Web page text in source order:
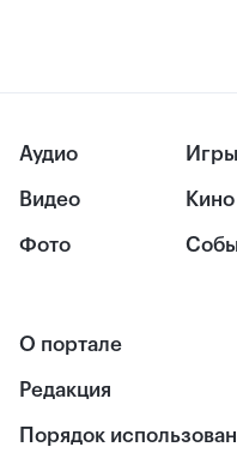
Аудио
Видео
Фото
Игры
Кино
О портале
Редакция
Порядок